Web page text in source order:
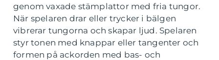
genom vaxade stämplattor med fria tungor.
När spelaren drar eller trycker i bälgen
vibrerar tungorna och skapar ljud. Spelaren
styr tonen med knappar eller tangenter och
formen på ackorden med bas- och